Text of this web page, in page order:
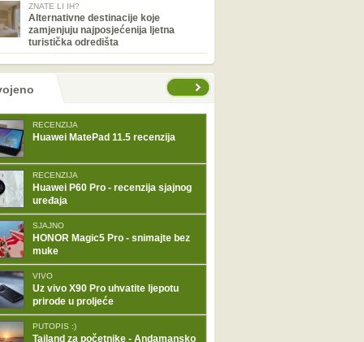
ZNATE LI IH?
Alternativne destinacije koje
zamjenjuju najposjećenija ljetna
turistička odredišta
RECENZIJA
Huawei MatePad 11.5 recenzija
RECENZIJA
Huawei P60 Pro - recenzija sjajnog
uređaja
SJAJNO
HONOR Magic5 Pro - snimajte bez
muke
VIVO
Uz vivo X90 Pro uhvatite ljepotu
prirode u proljeće
PUTOPIS :)
Tajland za početnike - Andamansko